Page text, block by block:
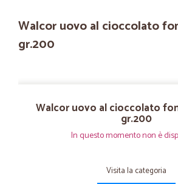
Walcor uovo al cioccolato
gr.200
Walcor uovo al cioccolato
gr.200
In questo momento non è
Visita la categoria